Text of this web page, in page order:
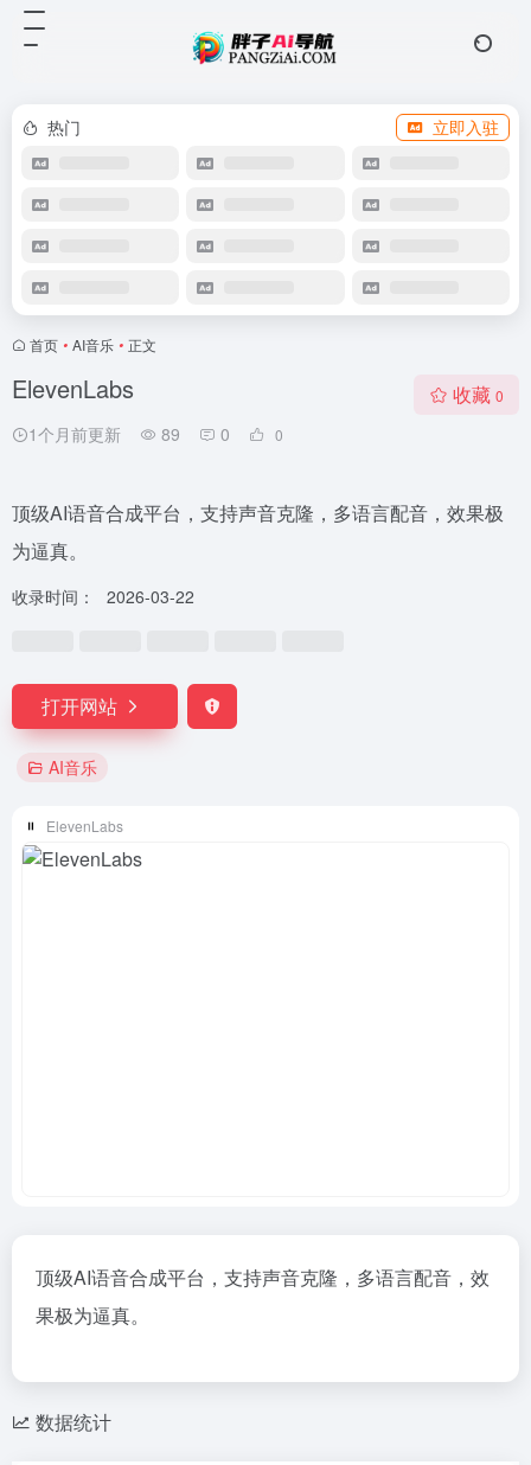
热门 立即入驻
首页 • AI音乐 • 正文
ElevenLabs
1个月前更新 89 0 0
收藏 0
顶级AI语音合成平台，支持声音克隆，多语言配音，效果极
为逼真。
收录时间： 2026-03-22
打开网站
AI音乐
ElevenLabs
顶级AI语音合成平台，支持声音克隆，多语言配音，效
果极为逼真。
数据统计